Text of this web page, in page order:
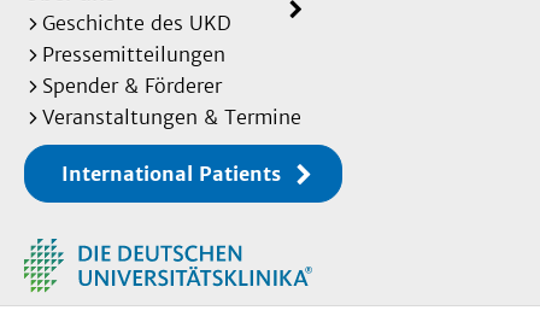
Geschichte des UKD
Pressemitteilungen
Spender & Förderer
Veranstaltungen & Termine
International Patients